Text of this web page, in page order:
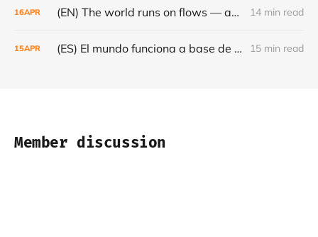
16APR (EN) The world runs on flows — and they are becoming increasingly fragile - Café con Leche #Episode 22 14 min read
15APR (ES) El mundo funciona a base de flujos — y cada vez son más frágiles - Café con Leche #Episodio 22 15 min read
Member discussion